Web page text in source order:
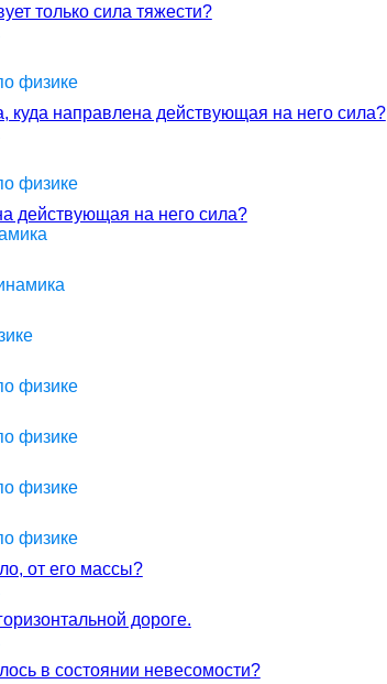
только сила тяжести?
физике
куда направлена действующая на него сила?
физике
действующая на него сила?
физике
физике
физике
физике
от его массы?
дороге.
в состоянии невесомости?